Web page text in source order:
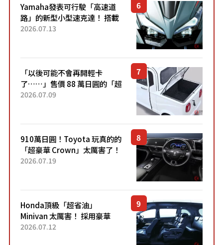
Yamaha發表可行駛「高速道
路」的新型小型速克達！ 搭載
能享受超強勁「渦輪感」的動
2026.07.13
「以後可能不會再開輕卡
了……」售價 88 萬日圓的「超
迷你輕型貨車」引發兩極評
了！...
2026.07.09
910萬日圓！Toyota 玩真的的
「超豪華 Crown」太厲害了！
採用由「匠人技藝」打造的
2026.07.19
Honda頂級「超省油」
Minivan 太厲害！ 採用豪華
「真皮座椅」與專屬「黑色內
2026.07.12